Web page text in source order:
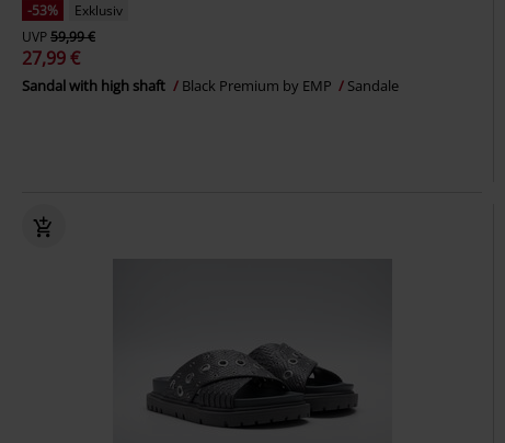
-53%
Exklusiv
UVP59,99 €
27,99 €
Sandal with high shaft Black Premium by EMP Sandale